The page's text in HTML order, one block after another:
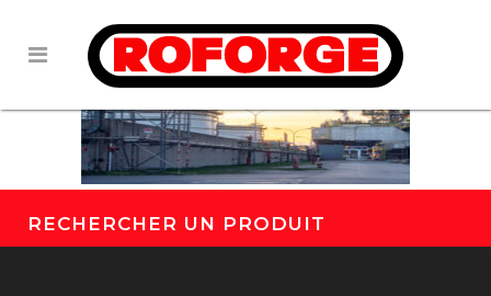
RECHERCHER UN PRODUIT